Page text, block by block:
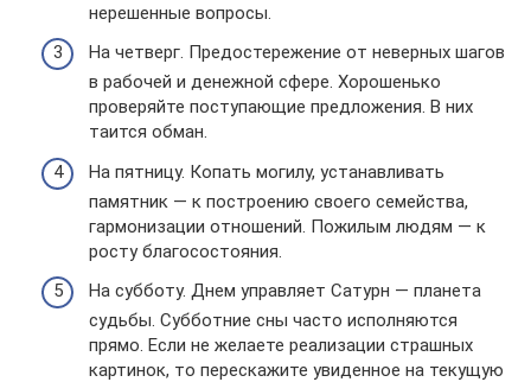
нерешенные вопросы.
На четверг. Предостережение от неверных шагов
в рабочей и денежной сфере. Хорошенько
проверяйте поступающие предложения. В них
таится обман.
На пятницу. Копать могилу, устанавливать
памятник — к построению своего семейства,
гармонизации отношений. Пожилым людям — к
росту благосостояния.
На субботу. Днем управляет Сатурн — планета
судьбы. Субботние сны часто исполняются
прямо. Если не желаете реализации страшных
картинок, то перескажите увиденное на текущую